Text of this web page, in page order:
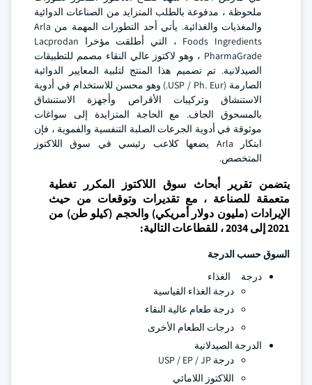
ملحوظة ، مدفوعة بالطلب المتزايد من الصناعات الدوائية
والمغذيات والغذائية. يأتي أحد التطورات المهمة من Arla
Foods Ingredients ، التي أطلقت مؤخرا Lacprodan
PharmaGrade ، وهو لاكتوز عالي النقاء مصمم للتطبيقات
الصيدلانية. تم تصميم هذا المنتج لتلبية المعايير الدوائية
الصارمة (USP / Ph. Eur.) وهو محسن للاستخدام في أدوية
الاستنشاق وتركيبات الأقراص وأجهزة الاستنشاق
بالمسحوق الجاف. مع الحاجة المتزايدة إلى سواغات
موثوقة في أدوية الجرعات الصلبة التنفسية والفموية ، فإن
ابتكار Arla يضعها كلاعب رئيسي في سوق اللاكتوز
المتخصص.
يتضمن تقرير أبحاث سوق اللاكتوز المكرر تغطية
متعمقة للصناعة ، مع تقديرات وتوقعات من حيث
الإيرادات (مليون دولار أمريكي) والحجم (كيلو طن) من
2021 إلى 2034 ، للقطاعات التالية:
السوق حسب الدرجة
درجة الغذاء
درجة الغذاء القياسية
درجة طعام عالية النقاء
درجات الطعام الأخرى
الدرجة الصيدلانية
درجة USP / EP / JP
اللاكتوز اللامائي